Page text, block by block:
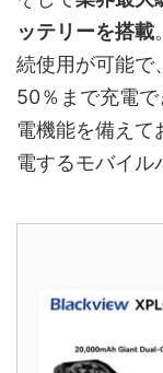
ッテリーを搭載
続使用が可能で
50％まで充電
電機能を備えて
電するモバイル